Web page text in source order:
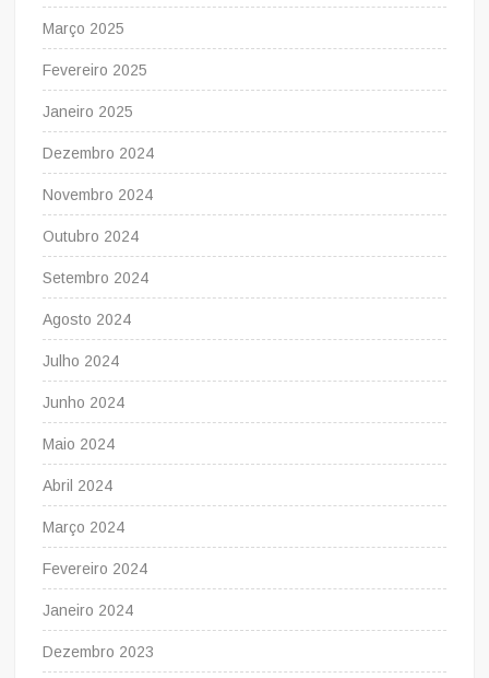
Março 2025
Fevereiro 2025
Janeiro 2025
Dezembro 2024
Novembro 2024
Outubro 2024
Setembro 2024
Agosto 2024
Julho 2024
Junho 2024
Maio 2024
Abril 2024
Março 2024
Fevereiro 2024
Janeiro 2024
Dezembro 2023